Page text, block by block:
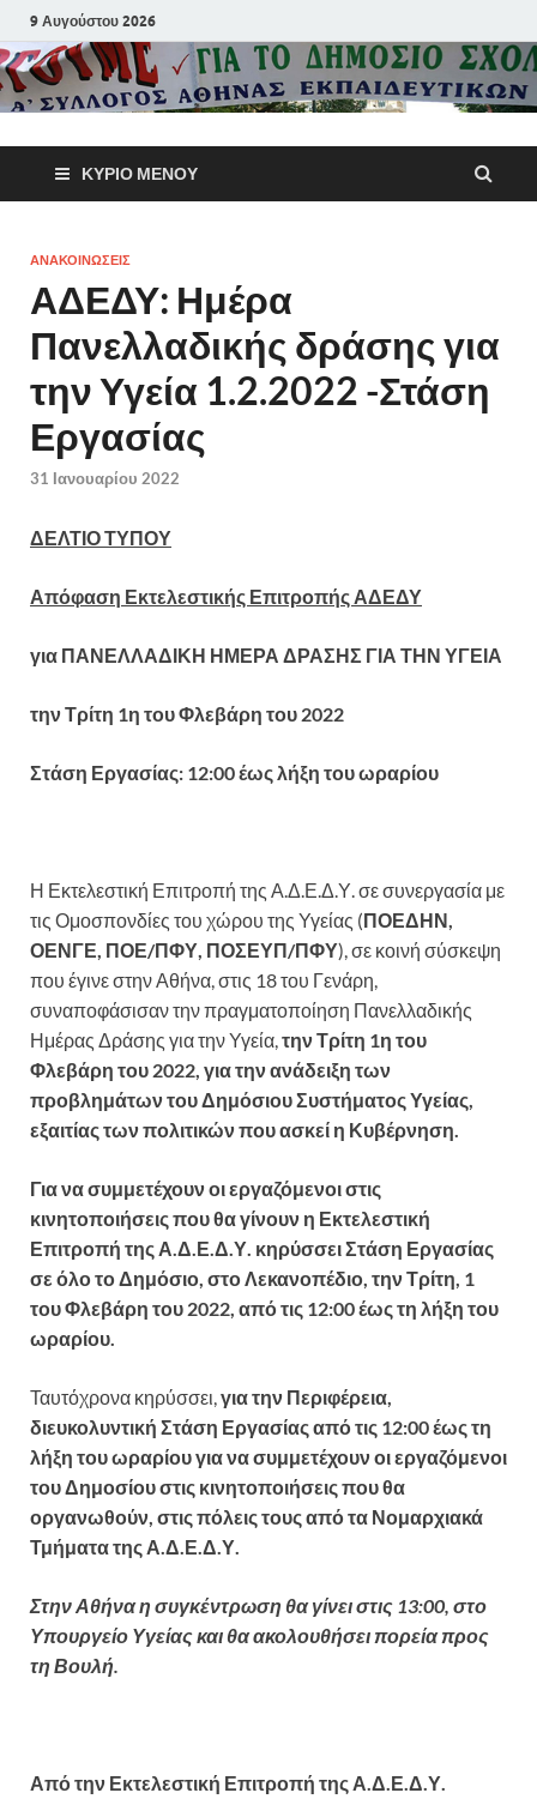
9 Αυγούστου 2026
Α΄
Αθηνών
Π.Ε.
ΚΎΡΙΟ ΜΕΝΟΎ
ΑΝΑΚΟΙΝΩΣΕΙΣ
ΑΔΕΔΥ: Ημέρα
Πανελλαδικής δράσης για
την Υγεία 1.2.2022 -Στάση
Εργασίας
31 Ιανουαρίου 2022
ΔΕΛΤΙΟ ΤΥΠΟΥ
Απόφαση Εκτελεστικής Επιτροπής ΑΔΕΔΥ
για ΠΑΝΕΛΛΑΔΙΚΗ ΗΜΕΡΑ ΔΡΑΣΗΣ ΓΙΑ ΤΗΝ ΥΓΕΙΑ
την Τρίτη 1η του Φλεβάρη του 2022
Στάση Εργασίας: 12:00 έως λήξη του ωραρίου
Η Εκτελεστική Επιτροπή της Α.Δ.Ε.Δ.Υ. σε συνεργασία με
τις Ομοσπονδίες του χώρου της Υγείας (ΠΟΕΔΗΝ,
ΟΕΝΓΕ, ΠΟΕ/ΠΦΥ, ΠΟΣΕΥΠ/ΠΦΥ), σε κοινή σύσκεψη
που έγινε στην Αθήνα, στις 18 του Γενάρη,
συναποφάσισαν την πραγματοποίηση Πανελλαδικής
Ημέρας Δράσης για την Υγεία,την Τρίτη 1η του
Φλεβάρη του 2022, για την ανάδειξη των
προβλημάτων του Δημόσιου Συστήματος Υγείας,
εξαιτίας των πολιτικών που ασκεί η Κυβέρνηση.
Για να συμμετέχουν οι εργαζόμενοι στις
κινητοποιήσεις που θα γίνουν η Εκτελεστική
Επιτροπή της Α.Δ.Ε.Δ.Υ. κηρύσσει Στάση Εργασίας
σε όλο το Δημόσιο, στο Λεκανοπέδιο, την Τρίτη, 1
του Φλεβάρη του 2022, από τις 12:00 έως τη λήξη του
ωραρίου.
Ταυτόχρονα κηρύσσει,για την Περιφέρεια,
διευκολυντική Στάση Εργασίας από τις 12:00 έως τη
λήξη του ωραρίου για να συμμετέχουν οι εργαζόμενοι
του Δημοσίου στις κινητοποιήσεις που θα
οργανωθούν, στις πόλεις τους από τα Νομαρχιακά
Τμήματα της Α.Δ.Ε.Δ.Υ.
Στην Αθήνα η συγκέντρωση θα γίνει στις 13:00, στο
Υπουργείο Υγείας και θα ακολουθήσει πορεία προς
τη Βουλή.
Από την Εκτελεστική Επιτροπή της Α.Δ.Ε.Δ.Υ.